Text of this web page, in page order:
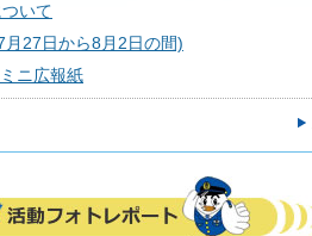
いて
27日から8月2日の間)
ニ広報紙